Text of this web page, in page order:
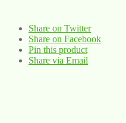
Share on Twitter
Share on Facebook
Pin this product
Share via Email